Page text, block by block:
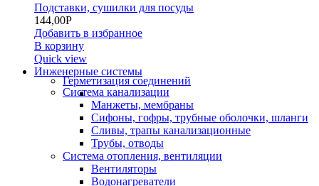
Подставки, сушилки для посуды
144,00Р
Добавить в избранное
В корзину
Quick view
Инженерные системы
Герметизация соединений
Система канализации
Манжеты, мембраны
Сифоны, гофры, трубные оболочки, шланги
Сливы, трапы канализационные
Трубы, отводы
Система отопления, вентиляции
Вентиляторы
Водонагреватели